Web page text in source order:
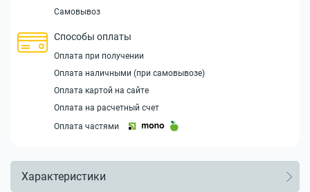
Самовывоз
Способы оплаты
Оплата при получении
Оплата наличными (при самовывозе)
Оплата картой на сайте
Оплата на расчетный счет
Оплата частями
Характеристики